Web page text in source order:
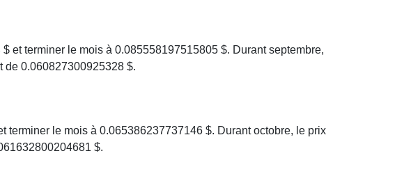
et terminer le mois à 0.085558197515805 $. Durant septembre,
de 0.060827300925328 $.
le mois à 0.065386237737146 $. Durant octobre, le prix
$.